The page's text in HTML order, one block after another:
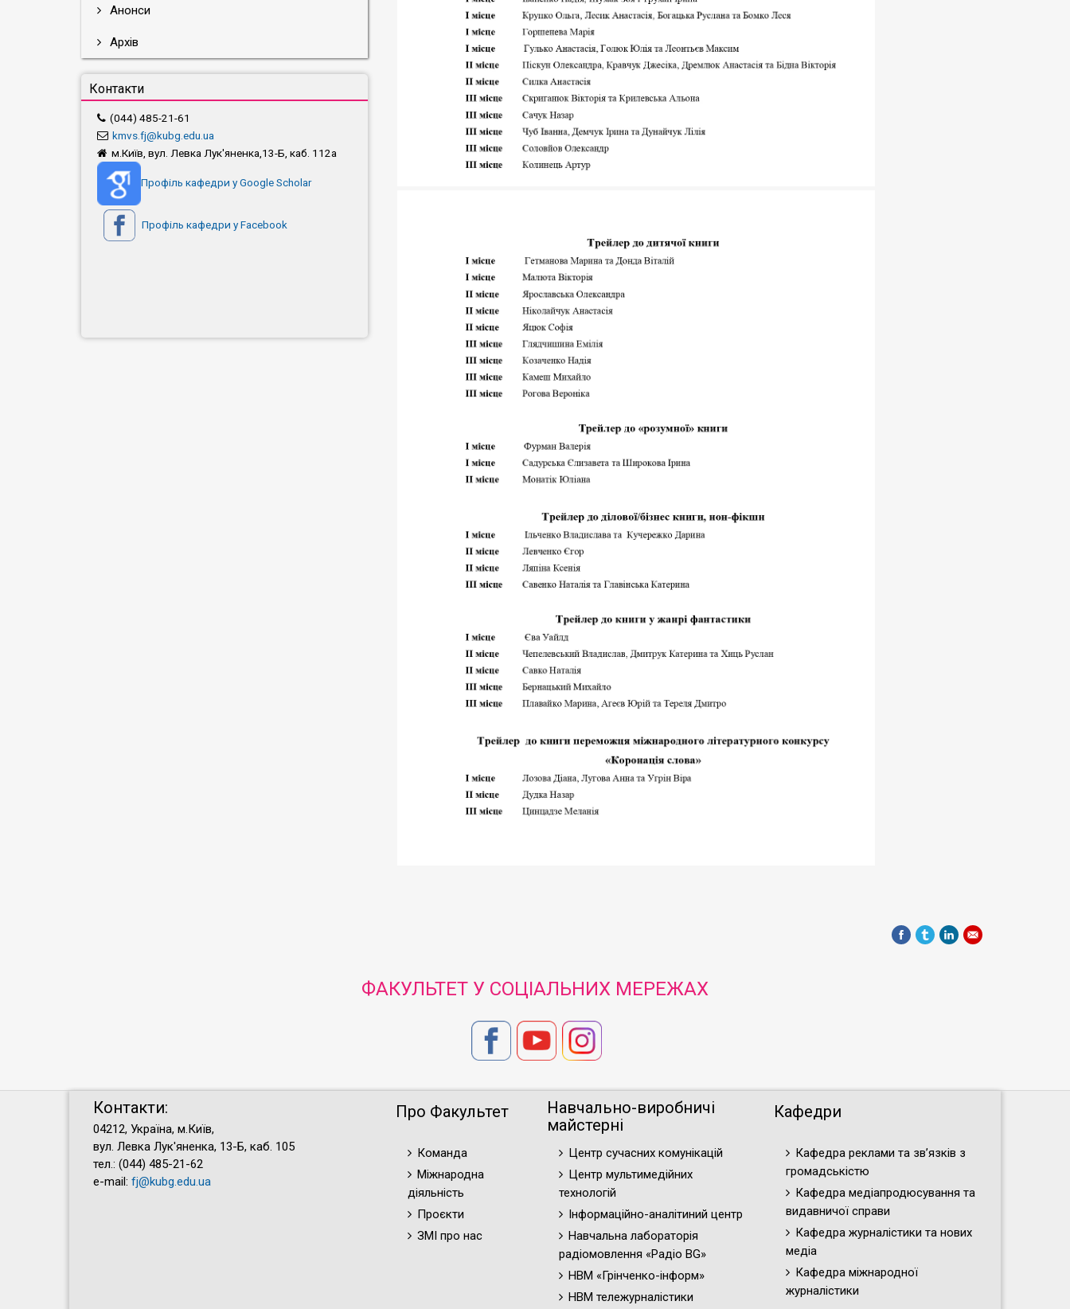
Анонси
Архів
Контакти
(044) 485-21-61
kmvs.fj@kubg.edu.ua
м.Київ, вул. Левка Лук'яненка,13-Б, каб. 112а
Профіль кафедри у Google Scholar
Профіль кафедри у Facebook
ФАКУЛЬТЕТ У СОЦІАЛЬНИХ МЕРЕЖАХ
Контакти:
04212, Україна, м.Київ,
вул. Левка Лук'яненка, 13-Б, каб. 105
тел.: (044) 485-21-62
e-mail: fj@kubg.edu.ua
Про Факультет
Команда
Міжнародна
діяльність
Проєкти
ЗМІ про нас
Навчально-виробничі
майстерні
Центр сучасних комунікацій
Центр мультимедійних
технологій
Інформаційно-аналітиний центр
Навчальна лабораторія
радіомовлення «Радіо BG»
НВМ «Грінченко-інформ»
НВМ тележурналістики
Кафедри
Кафедра реклами та зв’язків з
громадськістю
Кафедра медіапродюсування та
видавничої справи
Кафедра журналістики та нових
медіа
Кафедра міжнародної
журналістики